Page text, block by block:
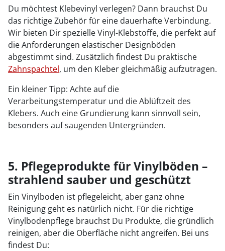
Du möchtest Klebevinyl verlegen? Dann brauchst Du
das richtige Zubehör für eine dauerhafte Verbindung.
Wir bieten Dir spezielle Vinyl-Klebstoffe, die perfekt auf
die Anforderungen elastischer Designböden
abgestimmt sind. Zusätzlich findest Du praktische
Zahnspachtel, um den Kleber gleichmäßig aufzutragen.
Ein kleiner Tipp: Achte auf die
Verarbeitungstemperatur und die Ablüftzeit des
Klebers. Auch eine Grundierung kann sinnvoll sein,
besonders auf saugenden Untergründen.
5. Pflegeprodukte für Vinylböden –
strahlend sauber und geschützt
Ein Vinylboden ist pflegeleicht, aber ganz ohne
Reinigung geht es natürlich nicht. Für die richtige
Vinylbodenpflege brauchst Du Produkte, die gründlich
reinigen, aber die Oberfläche nicht angreifen. Bei uns
findest Du: